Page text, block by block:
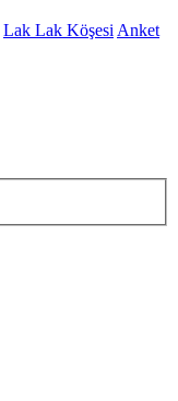
Lak Lak KöşesiAnket